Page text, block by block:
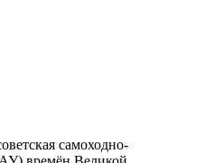
самоходно-